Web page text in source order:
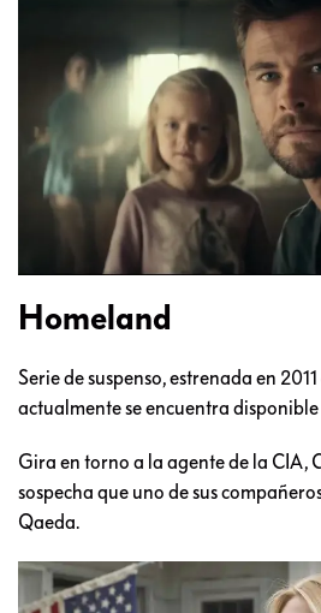
Homeland
Serie de suspenso, estrenada en
actualmente se encuentra disponible
Gira en torno a la agente de la CIA,
sospecha que uno de sus
Qaeda.